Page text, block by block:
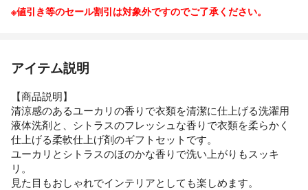
※値引き等のセール割引は対象外ですのでご了承ください。
アイテム説明
【商品説明】
清涼感のあるユーカリの香りで衣類を清潔に仕上げる洗濯用
液体洗剤と、シトラスのフレッシュな香りで衣類を柔らかく
仕上げる柔軟仕上げ剤のギフトセットです。
ユーカリとシトラスのほのかな香りで洗い上がりもスッキ
リ。
見た目もおしゃれでインテリアとしても楽しめます。